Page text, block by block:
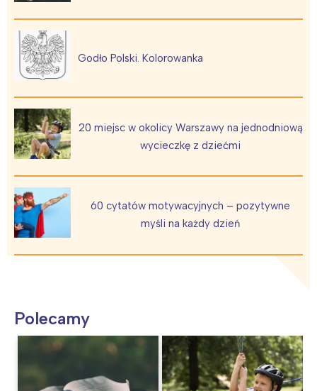
Godło Polski. Kolorowanka
20 miejsc w okolicy Warszawy na jednodniową
wycieczkę z dziećmi
60 cytatów motywacyjnych – pozytywne
myśli na każdy dzień
Polecamy